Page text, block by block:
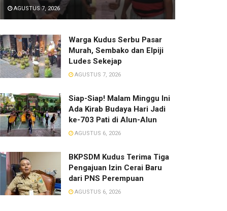
AGUSTUS 7, 2026
Warga Kudus Serbu Pasar
Murah, Sembako dan Elpiji
Ludes Sekejap
AGUSTUS 7, 2026
Siap-Siap! Malam Minggu Ini
Ada Kirab Budaya Hari Jadi
ke-703 Pati di Alun-Alun
AGUSTUS 6, 2026
BKPSDM Kudus Terima Tiga
Pengajuan Izin Cerai Baru
dari PNS Perempuan
AGUSTUS 6, 2026